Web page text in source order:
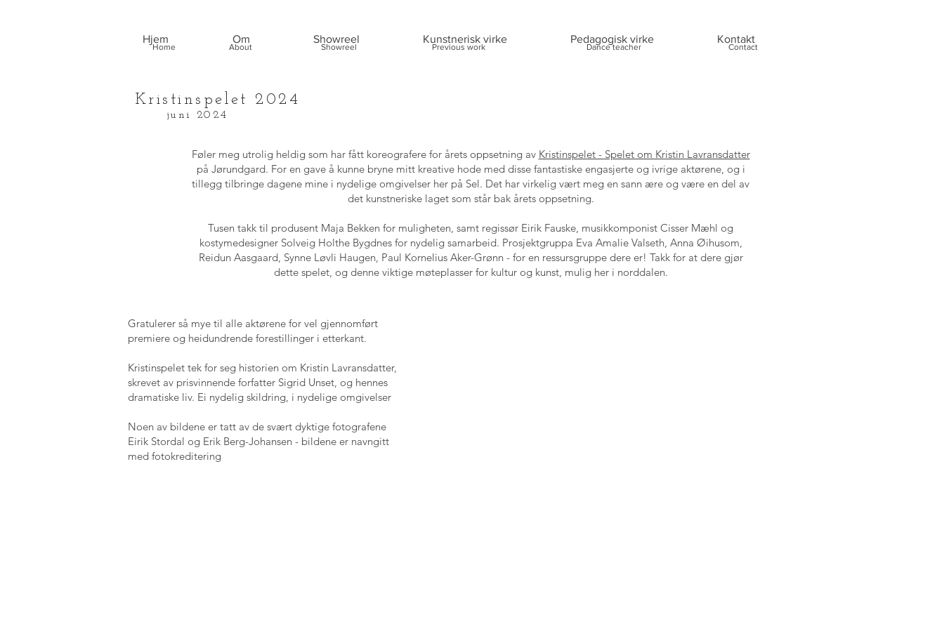
Home About Showreel Previous work Dance teacher Contact
Hjem Om Showreel Kunstnerisk virke Pedagogisk virke Kontakt
Kristinspelet 2024
juni 2024
Føler meg utrolig heldig som har fått koreografere for årets oppsetning av Kristinspelet - Spelet om Kristin Lavransdatter
på Jørundgard. For en gave å kunne bryne mitt kreative hode med disse fantastiske engasjerte og ivrige aktørene, og i
tillegg tilbringe dagene mine i nydelige omgivelser her på Sel. Det har virkelig vært meg en sann ære og være en del av
det kunstneriske laget som står bak årets oppsetning.
Tusen takk til produsent Maja Bekken for muligheten, samt regissør Eirik Fauske, musikkomponist Cisser Mæhl og
kostymedesigner Solveig Holthe Bygdnesfor nydelig samarbeid. Prosjektgruppa Eva Amalie Valseth, Anna Øihusom,
Reidun Aasgaard, Synne Løvli Haugen, Paul Kornelius Aker-Grønn- for en ressursgruppe dere er! Takk for at dere gjør
dette spelet, og denne viktige møteplasser for kultur og kunst, mulig her i norddalen.
Gratulerer så mye til alle aktørene for vel gjennomført
premiere og heidundrende forestillinger i etterkant.
Kristinspelet tek for seg historien om Kristin Lavransdatter,
skrevet av prisvinnende forfatter Sigrid Unset, og hennes
dramatiske liv. Ei nydelig skildring, i nydelige omgivelser
Noen av bildene er tatt av de svært dyktige fotografene
Eirik Stordal og Erik Berg-Johansen - bildene er navngitt
med fotokreditering